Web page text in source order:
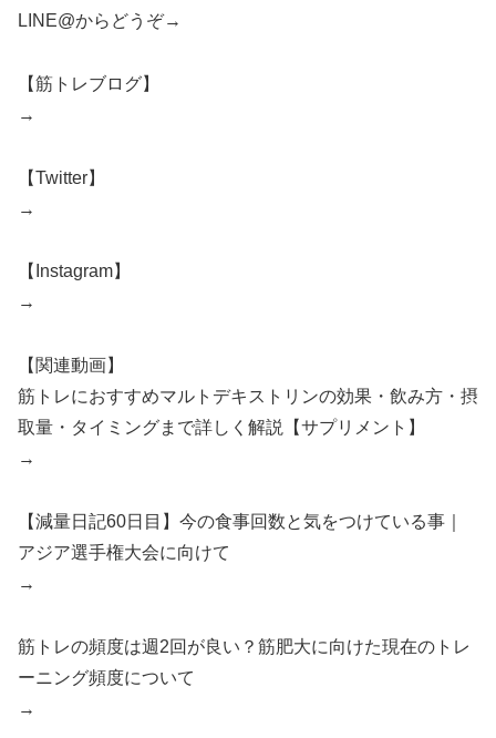
LINE@からどうぞ→
【筋トレブログ】
→
【Twitter】
→
【Instagram】
→
【関連動画】
筋トレにおすすめマルトデキストリンの効果・飲み方・摂
取量・タイミングまで詳しく解説【サプリメント】
→
【減量日記60日目】今の食事回数と気をつけている事｜
アジア選手権大会に向けて
→
筋トレの頻度は週2回が良い？筋肥大に向けた現在のトレ
ーニング頻度について
→